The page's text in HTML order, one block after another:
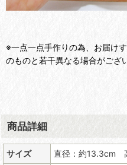
※一点一点手作りの為、お届け
のものと若干異なる場合がござ
商品詳細
サイズ
直径：約13.3cm